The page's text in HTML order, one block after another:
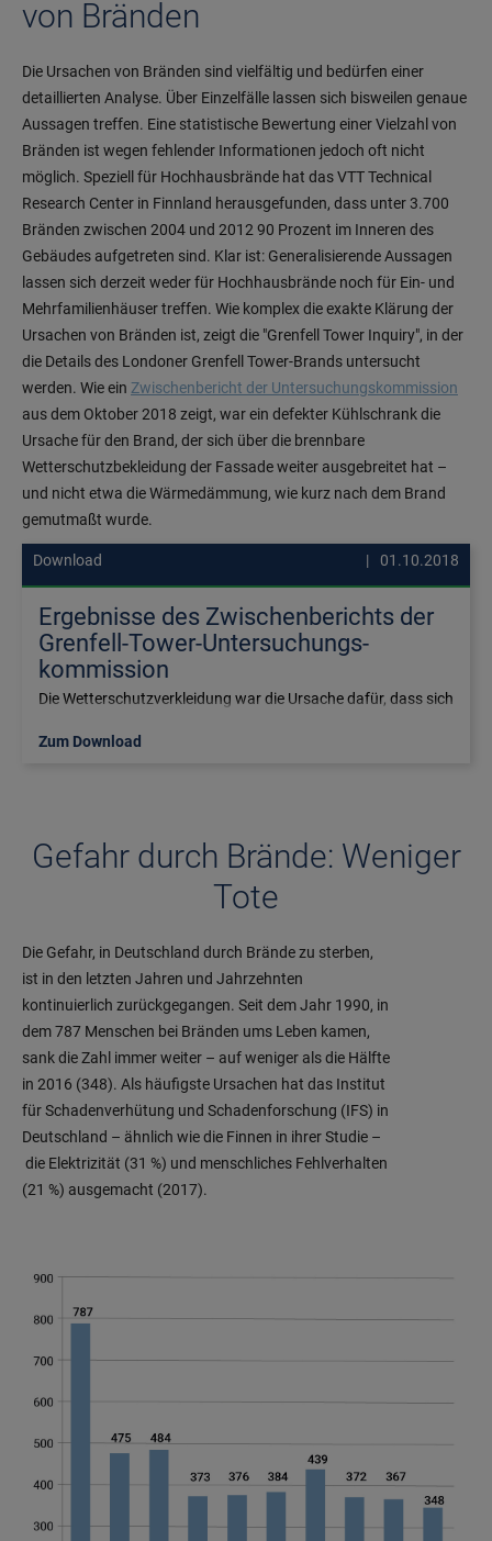
von Bränden
Die Ursachen von Bränden sind vielfältig und bedürfen einer
detaillierten Analyse. Über Einzelfälle lassen sich bisweilen genaue
Aussagen treffen. Eine statistische Bewertung einer Vielzahl von
Bränden ist wegen fehlender Informationen jedoch oft nicht
möglich. Speziell für Hochhausbrände hat das VTT Technical
Research Center in Finnland herausgefunden, dass unter 3.700
Bränden zwischen 2004 und 2012 90 Prozent im Inneren des
Gebäudes aufgetreten sind. Klar ist: Generalisierende Aussagen
lassen sich derzeit weder für Hochhausbrände noch für Ein- und
Mehrfamilienhäuser treffen. Wie komplex die exakte Klärung der
Ursachen von Bränden ist, zeigt die "Grenfell Tower Inquiry", in der
die Details des Londoner Grenfell Tower-Brands untersucht
werden. Wie ein Zwischenbericht der Untersuchungskommission
aus dem Oktober 2018 zeigt, war ein defekter Kühlschrank die
Ursache für den Brand, der sich über die brennbare
Wetterschutzbekleidung der Fassade weiter ausgebreitet hat –
und nicht etwa die Wärmedämmung, wie kurz nach dem Brand
gemutmaßt wurde.
Download 01.10.2018
Ergebnisse des Zwischen­berichts der
Grenfell-Tower-Unter­suchungs­
kommission
Die Wetterschutzverkleidung war die Ursache dafür, dass sich
Ergebnisse des Zwischen­berichts der Untersuchungs­
Zum Download
Gefahr durch Brände: Weniger
Tote
Die Gefahr, in Deutschland durch Brände zu sterben,
ist in den letzten Jahren und Jahrzehnten
kontinuierlich zurückgegangen. Seit dem Jahr 1990, in
dem 787 Menschen bei Bränden ums Leben kamen,
sank die Zahl immer weiter – auf weniger als die Hälfte
in 2016 (348). Als häufigste Ursachen hat das Institut
für Schadenverhütung und Schadenforschung (IFS) in
Deutschland – ähnlich wie die Finnen in ihrer Studie –
die Elektrizität (31 %) und menschliches Fehlverhalten
(21 %) ausgemacht (2017).